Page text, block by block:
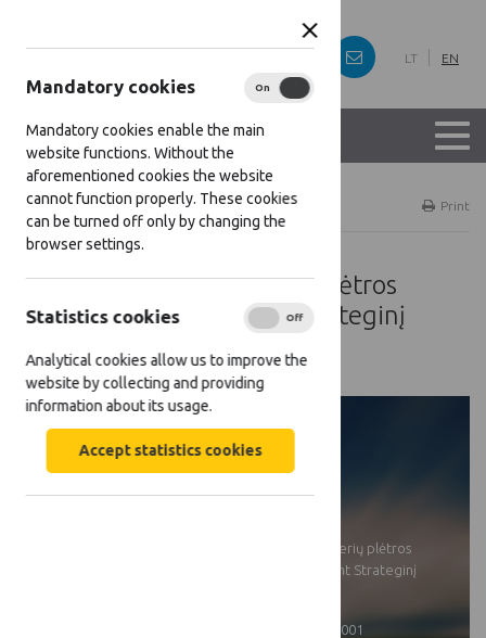
Mandatory cookies On
Mandatory cookies enable the main
website functions. Without the
aforementioned cookies the website
cannot function properly. These cookies
can be turned off only by changing the
browser settings.
Statistics cookies Off
Analytical cookies allow us to improve the
website by collecting and providing
information about its usage.
Accept statistics cookies
LT EN
Home Projects Print
Lietuvos turizmo klasterių plėtros
galimybės įgyvendinant Strateginį
planą
[[projects:
support_amount]]:
Lietuvos turizmo klasterių plėtros
galimybės įgyvendinant Strateginį
LKT-PK-24-1-03234-PR001